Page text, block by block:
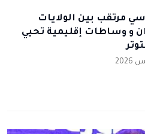
مرتقب بين الولايات
و وساطات إقليمية تحيي